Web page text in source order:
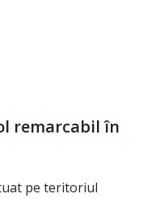
remarcabil în
pe teritoriul